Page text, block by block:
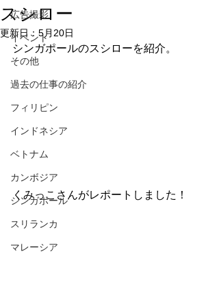
広告撮影
イベント
その他
過去の仕事の紹介
フィリピン
インドネシア
ベトナム
カンボジア
シンガポール
スリランカ
マレーシア
スシロー
更新日： 5月20日
シンガポールのスシローを紹介。
くみっこさんがレポートしました！